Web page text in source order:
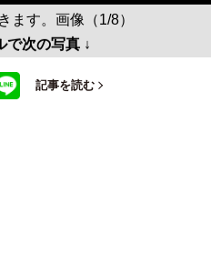
ます。画像（1/8）
で次の写真 ↓
記事を読む